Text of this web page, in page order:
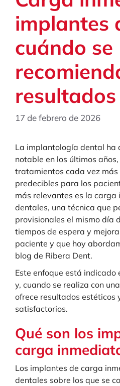
implantes
cuándo se
resultados
17 de febrero de 2026
La implantología dental ha
notable en los últimos
tratamientos cada vez más
predecibles para los
más relevantes es la
dentales, una técnica que
provisionales el mismo día
tiempos de espera y
paciente y que hoy
blog de Ribera Dent.
Este enfoque está indicado
y, cuando se realiza con
ofrece resultados estéticos
satisfactorios.
Qué son los
carga
Los implantes de carga
dentales sobre los que se